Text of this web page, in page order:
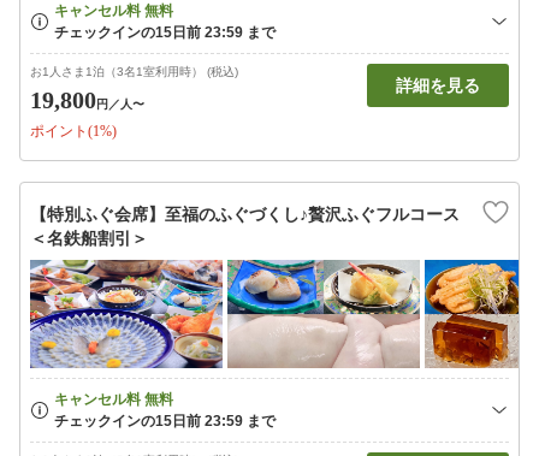
お1人さま1泊（3名1室利用時） (税込)
19,800円 ／人〜
ポイント(1%)
詳細を見る
【特別ふぐ会席】至福のふぐづくし♪贅沢ふぐフルコース
＜名鉄船割引＞